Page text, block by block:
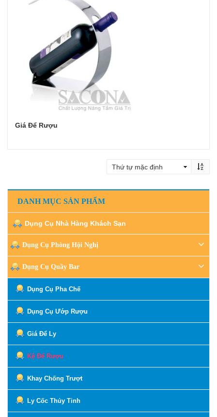
Giá Để Rượu
DANH MỤC SẢN PHẨM
Dụng Cụ Nhà Hàng Khách Sạn
Dụng Cụ Phòng Hội Nghị
Dụng Cụ Quầy Bar
Dụng Cụ Pha Chế
Dụng Cụ Ướp Rượu
Giá Để Ly
Kệ Để Rượu
Khay Chống Trượt
Ly Cốc Thủy Tinh